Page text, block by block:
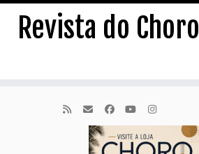
Skip
contentRevista do Choro